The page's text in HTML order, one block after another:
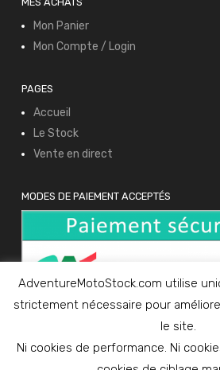
Mon Panier
Mon Compte / Login
PAGES
Accueil
Le Stock
Vente en direct
MODES DE PAIEMENT ACCEPTÉS
AdventureMotoStock.com utilise
strictement nécessaire pour
le site.
Ni cookies de performance. Ni